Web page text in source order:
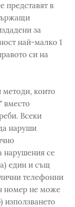
представят в
за
най-малко 1
си на
методи, които
вместо
Всеки
наруши
нарушения се
един и същ
телефонни
номер не може
използването